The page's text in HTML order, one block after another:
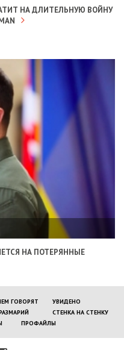
НА ДЛИТЕЛЬНУЮ ВОЙНУ
НА ПОТЕРЯННЫЕ
ГОВОРЯТ
УВИДЕНО
СТЕНКА НА СТЕНКУ
ПРОФАЙЛЫ